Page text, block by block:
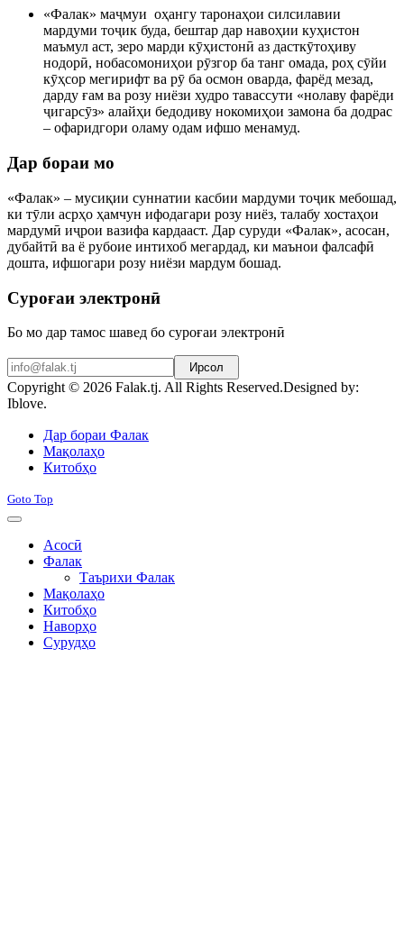
«Фалак» маҷмуи оҳангу таронаҳои силсилавии
мардуми тоҷик буда, бештар дар навоҳии куҳистон
маъмул аст, зеро марди кӯҳистонӣ аз дасткӯтоҳиву
нодорӣ, нобасомониҳои рӯзгор ба танг омада, роҳ сӯйи
кӯҳсор мегирифт ва рӯ ба осмон оварда, фарёд мезад,
дарду ғам ва розу ниёзи худро тавассути «нолаву фарёди
ҷигарсӯз» алайҳи бедодиву нокомиҳои замона ба додрас
– офаридгори оламу одам ифшо менамуд.
Дар бораи мо
«Фалак» – мусиқии суннатии касбии мардуми тоҷик мебошад,
ки тӯли асрҳо ҳамчун ифодагари розу ниёз, талабу хостаҳои
мардумӣ иҷрои вазифа кардааст. Дар суруди «Фалак», асосан,
дубайтӣ ва ё рубоие интихоб мегардад, ки маънои фалсафӣ
дошта, ифшогари розу ниёзи мардум бошад.
Суроғаи электронӣ
Бо мо дар тамос шавед бо суроғаи электронӣ
Ирсол
Copyright © 2026 Falak.tj. All Rights Reserved.Designed by:
Iblove.
Дар бораи Фалак
Мақолаҳо
Китобҳо
Goto Top
Асосӣ
Фалак
Таърихи Фалак
Мақолаҳо
Китобҳо
Наворҳо
Сурудҳо